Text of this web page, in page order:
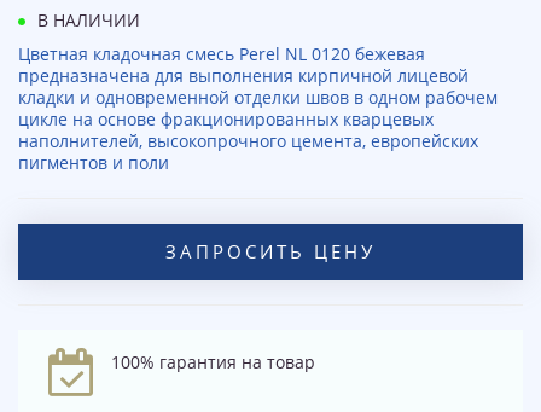
В НАЛИЧИИ
Цветная кладочная смесь Perel NL 0120 бежевая
предназначена для выполнения кирпичной лицевой
кладки и одновременной отделки швов в одном рабочем
цикле на основе фракционированных кварцевых
наполнителей, высокопрочного цемента, европейских
пигментов и поли
ЗАПРОСИТЬ ЦЕНУ
100% гарантия на товар